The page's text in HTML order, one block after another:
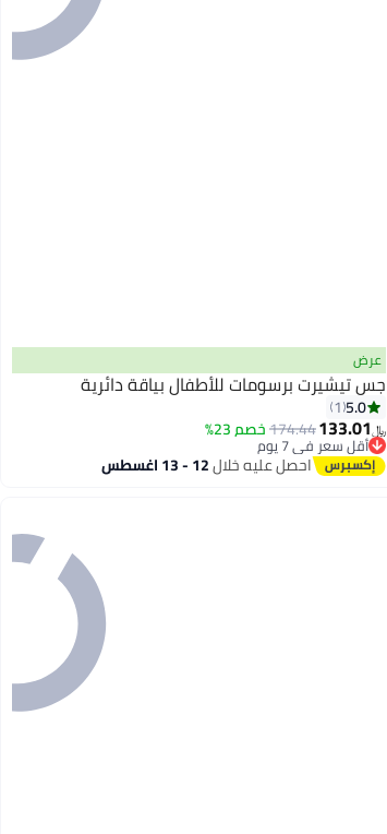
عرض
جس تيشيرت برسومات للأطفال بياقة دائرية
5.0
1
﷼‏133.01
174.44خصم 23%
أقل سعر في 7 يوم
أقل سعر في 7 يوماحصل عليه خلال12 - 13 اغسطس